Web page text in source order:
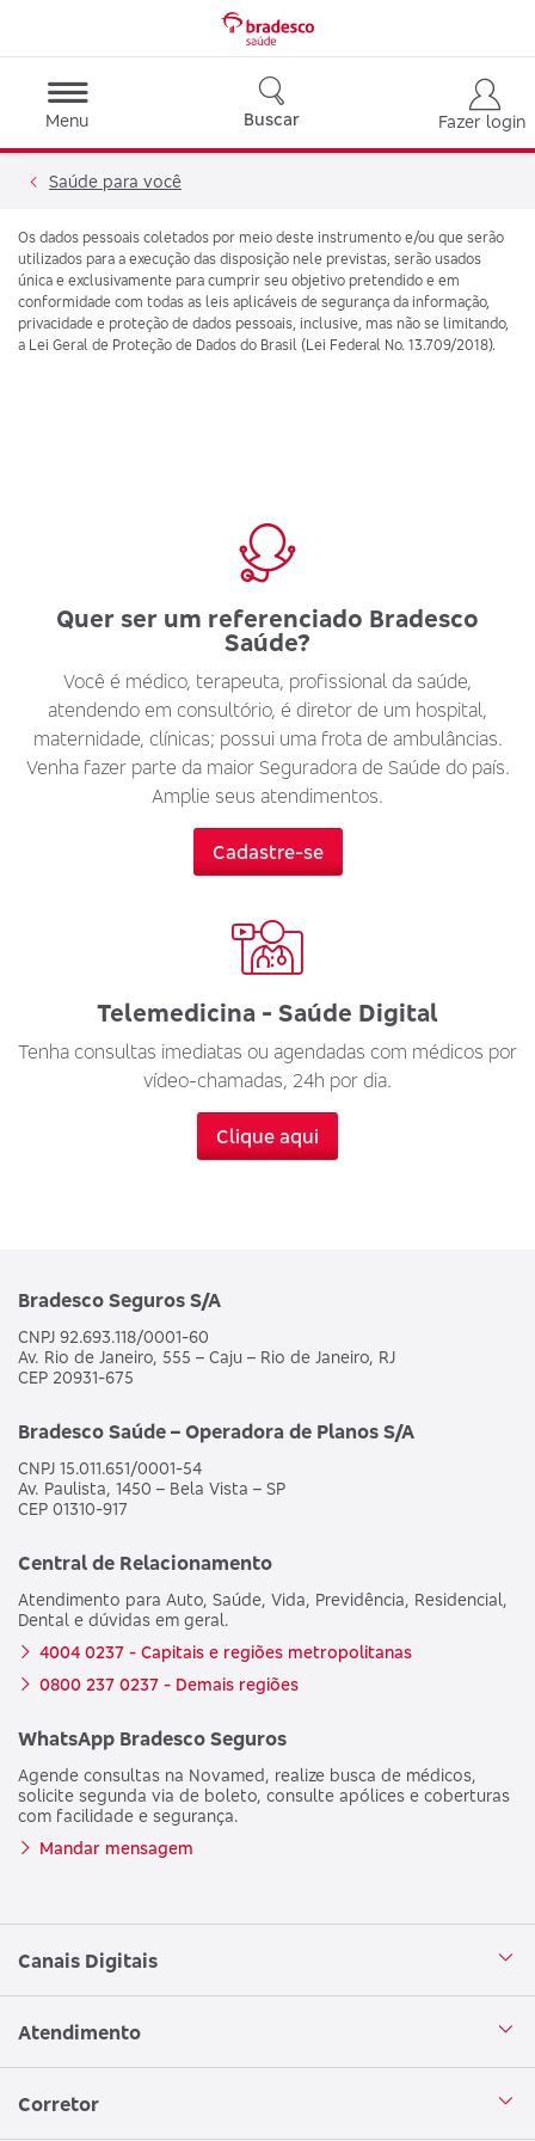
Menu Buscar Fazer login
Saúde para você
Os dados pessoais coletados por meio deste instrumento e/ou que serão
utilizados para a execução das disposição nele previstas, serão usados
única e exclusivamente para cumprir seu objetivo pretendido e em
conformidade com todas as leis aplicáveis de segurança da informação,
privacidade e proteção de dados pessoais, inclusive, mas não se limitando,
a Lei Geral de Proteção de Dados do Brasil (Lei Federal No. 13.709/2018).
Quer ser um referenciado Bradesco
Saúde?
Você é médico, terapeuta, profissional da saúde,
atendendo em consultório, é diretor de um hospital,
maternidade, clínicas; possui uma frota de ambulâncias.
Venha fazer parte da maior Seguradora de Saúde do país.
Amplie seus atendimentos.
Cadastre-se
Telemedicina - Saúde Digital
Tenha consultas imediatas ou agendadas com médicos por
vídeo-chamadas, 24h por dia.
Clique aqui
Bradesco Seguros S/A
CNPJ 92.693.118/0001-60
Av. Rio de Janeiro, 555 – Caju – Rio de Janeiro, RJ
CEP 20931-675
Bradesco Saúde – Operadora de Planos S/A
CNPJ 15.011.651/0001-54
Av. Paulista, 1450 – Bela Vista – SP
CEP 01310-917
Central de Relacionamento
Atendimento para Auto, Saúde, Vida, Previdência, Residencial,
Dental e dúvidas em geral.
4004 0237 - Capitais e regiões metropolitanas
0800 237 0237 - Demais regiões
WhatsApp Bradesco Seguros
Agende consultas na Novamed, realize busca de médicos,
solicite segunda via de boleto, consulte apólices e coberturas
com facilidade e segurança.
Mandar mensagem
Canais Digitais
Aplicativo Bradesco Seguros
Atendimento
Central de Atendimento
Corretor